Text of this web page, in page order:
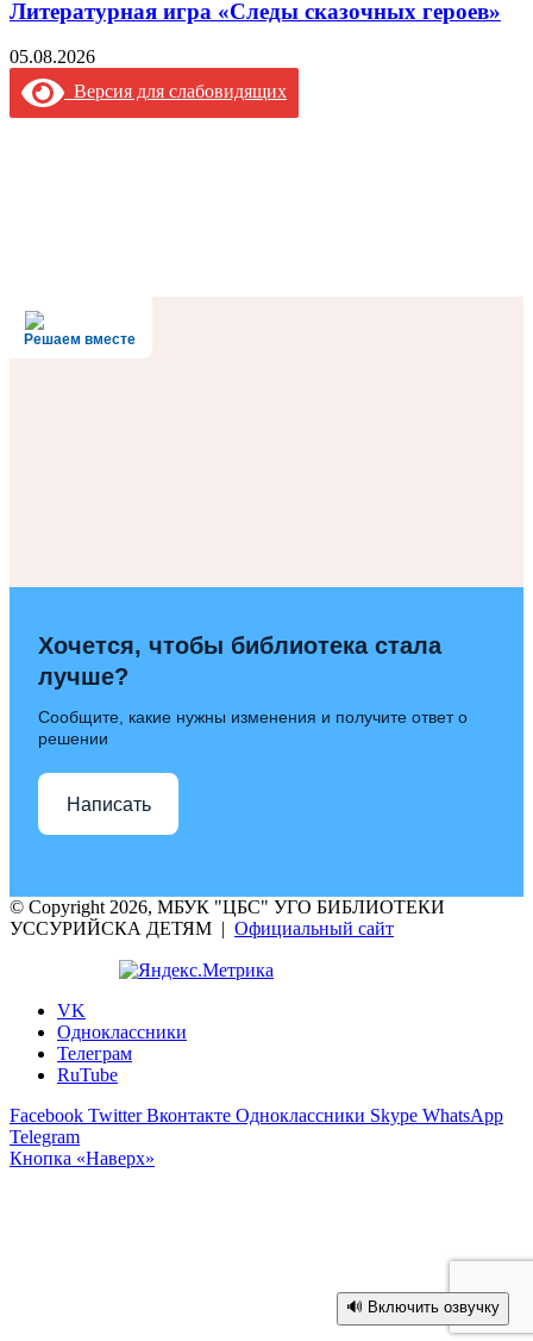
Литературная игра «Следы сказочных героев»
05.08.2026
Версия для слабовидящих
Решаем вместе
Хочется, чтобы библиотека стала
лучше?
Сообщите, какие нужны изменения и получите ответ о
решении
Написать
© Copyright 2026, МБУК "ЦБС" УГО БИБЛИОТЕКИ
УССУРИЙСКА ДЕТЯМ | Официальный сайт
VK
Одноклассники
Телеграм
RuTube
Facebook Twitter Вконтакте Одноклассники Skype WhatsApp
Telegram
Кнопка «Наверх»
🔊 Включить озвучку